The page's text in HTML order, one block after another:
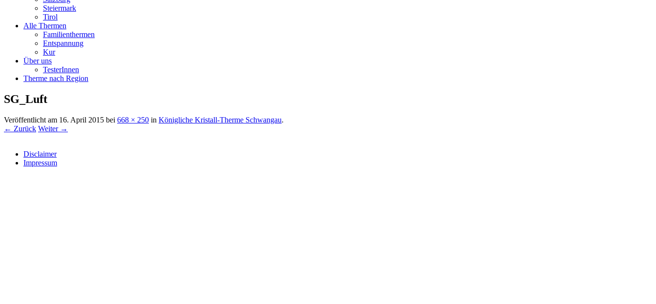
Steiermark
Tirol
Alle Thermen
Familienthermen
Entspannung
Kur
Über uns
TesterInnen
Therme nach Region
SG_Luft
Veröffentlicht am 16. April 2015 bei 668 × 250 in Königliche Kristall-Therme Schwangau.
← Zurück Weiter →
Disclaimer
Impressum